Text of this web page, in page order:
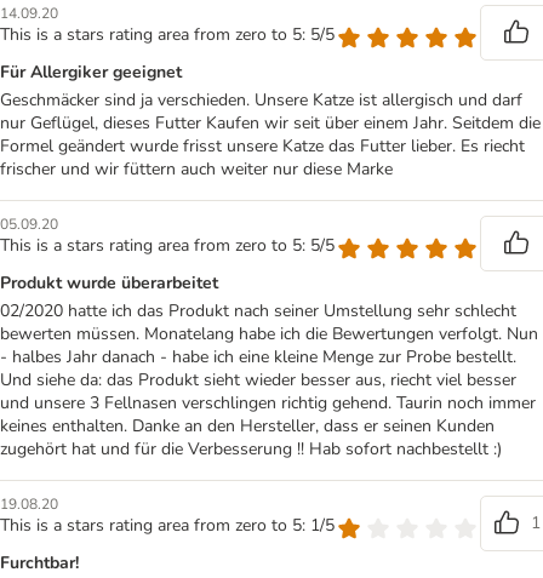
14.09.20
This is a stars rating area from zero to 5: 5/5
Für Allergiker geeignet
Geschmäcker sind ja verschieden. Unsere Katze ist allergisch und darf
nur Geflügel, dieses Futter Kaufen wir seit über einem Jahr. Seitdem die
Formel geändert wurde frisst unsere Katze das Futter lieber. Es riecht
frischer und wir füttern auch weiter nur diese Marke
05.09.20
This is a stars rating area from zero to 5: 5/5
Produkt wurde überarbeitet
02/2020 hatte ich das Produkt nach seiner Umstellung sehr schlecht
bewerten müssen. Monatelang habe ich die Bewertungen verfolgt. Nun
- halbes Jahr danach - habe ich eine kleine Menge zur Probe bestellt.
Und siehe da: das Produkt sieht wieder besser aus, riecht viel besser
und unsere 3 Fellnasen verschlingen richtig gehend. Taurin noch immer
keines enthalten. Danke an den Hersteller, dass er seinen Kunden
zugehört hat und für die Verbesserung !! Hab sofort nachbestellt :)
19.08.20
This is a stars rating area from zero to 5: 1/5
1
Furchtbar!